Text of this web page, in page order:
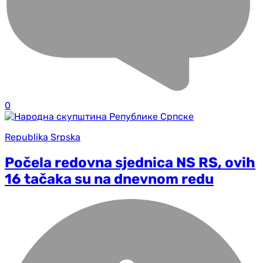
0
Republika Srpska
Počela redovna sjednica NS RS, ovih
16 tačaka su na dnevnom redu